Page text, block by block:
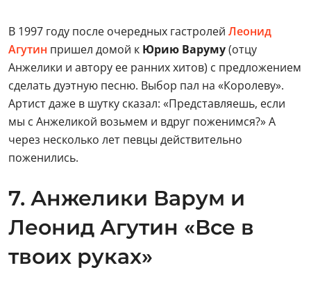
В 1997 году после очередных гастролей Леонид
Агутин пришел домой к Юрию Варуму(отцу
Анжелики и автору ее ранних хитов) с предложением
сделать дуэтную песню. Выбор пал на «Королеву».
Артист даже в шутку сказал: «Представляешь, если
мы с Анжеликой возьмем и вдруг поженимся?» А
через несколько лет певцы действительно
поженились.
7. Анжелики Варум и
Леонид Агутин «Все в
твоих руках»